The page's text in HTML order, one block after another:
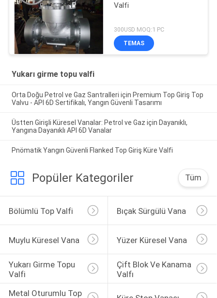
Valfi
300USD MOQ:1 PC
TEMAS
Yukarı girme topu valfi
Orta Doğu Petrol ve Gaz Santralleri için Premium Top Giriş Top
Valvu - API 6D Sertifikalı, Yangın Güvenli Tasarımı
Üstten Girişli Küresel Vanalar: Petrol ve Gaz için Dayanıklı,
Yangına Dayanıklı API 6D Vanalar
Pnömatik Yangın Güvenli Flanked Top Giriş Küre Valfi
Popüler Kategoriler Tüm
Bölümlü Top Valfi Bıçak Sürgülü Vana
Muylu Küresel Vana Yüzer Küresel Vana
Yukarı Girme Topu
Valfi
Çift Blok Ve Kanama
Valfı
Metal Oturumlu Top